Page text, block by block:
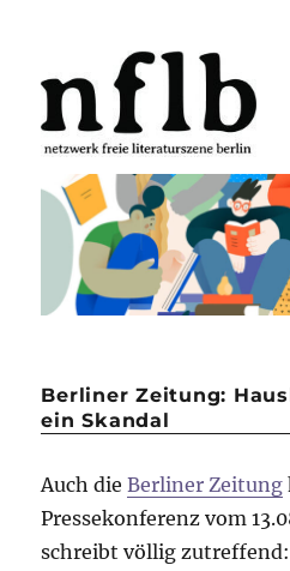
Netzwerk freie
Berlin e.V.
Berliner Zeitung:
ein Skandal
Auch dieBerliner Zeitung
Pressekonferenz vom
schreibt völlig